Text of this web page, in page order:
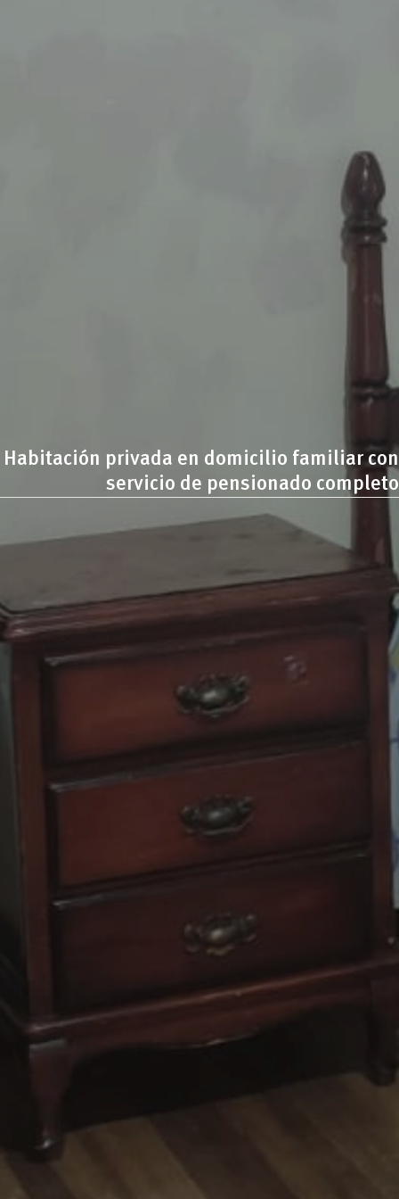
Habitación privada en domicilio familiar con
servicio de pensionado completo